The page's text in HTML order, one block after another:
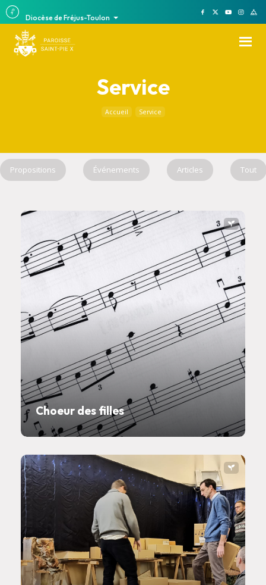
Diocèse de Fréjus-Toulon
Service
Accueil Service
Propositions Événements Articles Tout
Choeur des filles